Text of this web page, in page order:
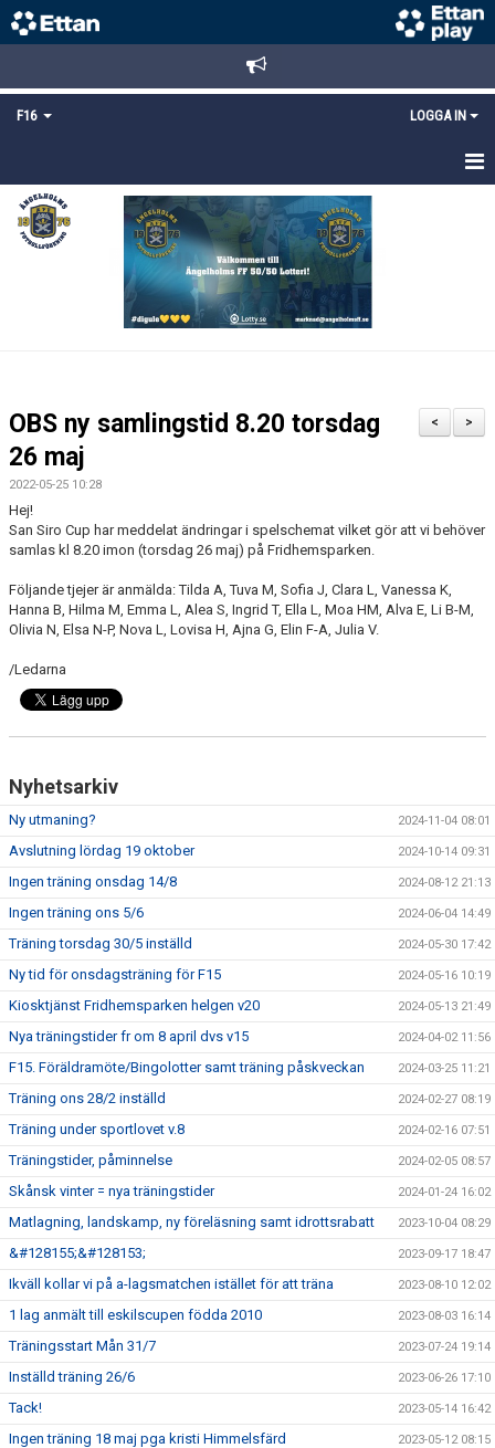
F16 LOGGA IN
HEM
NYHETER
DOKUMENT
BILDGALLERI
KONTAKT
PLANSKISS FRIDHEMSPARKEN
>
<
OBS ny samlingstid 8.20 torsdag
26 maj
2022-05-25 10:28
Hej!
San Siro Cup har meddelat ändringar i spelschemat vilket gör att vi behöver
samlas kl 8.20 imon (torsdag 26 maj) på Fridhemsparken.
Följande tjejer är anmälda: Tilda A, Tuva M, Sofia J, Clara L, Vanessa K,
Hanna B, Hilma M, Emma L, Alea S, Ingrid T, Ella L, Moa HM, Alva E, Li B-M,
Olivia N, Elsa N-P, Nova L, Lovisa H, Ajna G, Elin F-A, Julia V.
/Ledarna
Nyhetsarkiv
Ny utmaning? 2024-11-04 08:01
Avslutning lördag 19 oktober 2024-10-14 09:31
Ingen träning onsdag 14/8 2024-08-12 21:13
Ingen träning ons 5/6 2024-06-04 14:49
Träning torsdag 30/5 inställd 2024-05-30 17:42
Ny tid för onsdagsträning för F15 2024-05-16 10:19
Kiosktjänst Fridhemsparken helgen v20 2024-05-13 21:49
Nya träningstider fr om 8 april dvs v15 2024-04-02 11:56
F15. Föräldramöte/Bingolotter samt träning påskveckan 2024-03-25 11:21
Träning ons 28/2 inställd 2024-02-27 08:19
Träning under sportlovet v.8 2024-02-16 07:51
Träningstider, påminnelse 2024-02-05 08:57
Skånsk vinter = nya träningstider 2024-01-24 16:02
Matlagning, landskamp, ny föreläsning samt idrottsrabatt 2023-10-04 08:29
&#128155;&#128153; 2023-09-17 18:47
Ikväll kollar vi på a-lagsmatchen istället för att träna 2023-08-10 12:02
1 lag anmält till eskilscupen födda 2010 2023-08-03 16:14
Träningsstart Mån 31/7 2023-07-24 19:14
Inställd träning 26/6 2023-06-26 17:10
Tack! 2023-05-14 16:42
Ingen träning 18 maj pga kristi Himmelsfärd 2023-05-12 08:15